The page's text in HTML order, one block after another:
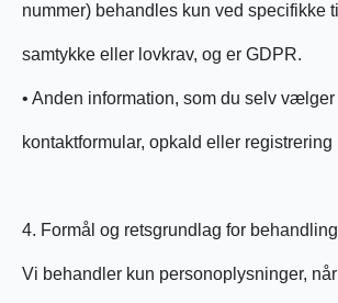
nummer) behandles kun ved specifikke
samtykke eller lovkrav, og er GDPR.
• Anden information, som du selv
kontaktformular, opkald eller registrering
4. Formål og retsgrundlag for behandling
Vi behandler kun personoplysninger,